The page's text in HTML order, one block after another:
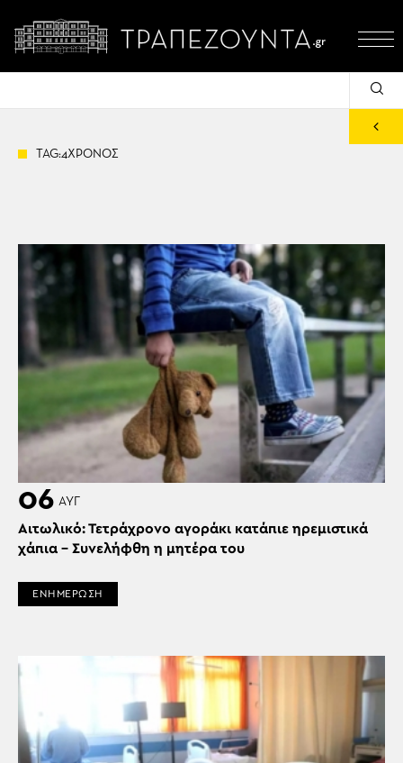
TAG:4ΧΡΟΝΟΣ
06 ΑΥΓ
Αιτωλικό: Τετράχρονο αγοράκι κατάπιε ηρεμιστικά
χάπια – Συνελήφθη η μητέρα του
ΕΝΗΜΕΡΩΣΗ